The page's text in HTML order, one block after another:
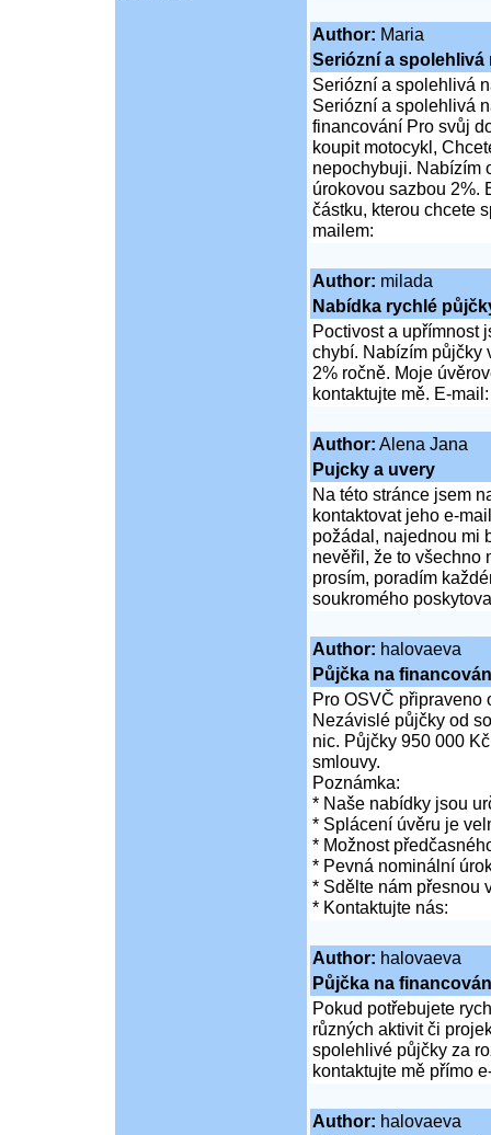
Author: Maria
Seriózní a
Seriózní a spolehlivá
Seriózní a spolehlivá
financování Pro svůj
koupit motocykl,
nepochybuji. Nabízím
úrokovou sazbou 2%.
částku, kterou chcete
mailem:
Author: milada
Nabídka rychlé
Poctivost a upřímnost
chybí. Nabízím půjčky
2% ročně. Moje
kontaktujte mě. E-mail:
Author: Alena Jana
Pujcky a uvery
Na této stránce jsem
kontaktovat jeho e-
požádal, najednou mi
nevěřil, že to všechno
prosím, poradím
soukromého
Author: halovaeva
Půjčka na
Pro OSVČ připraveno
Nezávislé půjčky od
nic. Půjčky 950 000
smlouvy.
Poznámka:
* Naše nabídky jsou
* Splácení úvěru je
* Možnost
* Pevná nominální
* Sdělte nám přesnou
* Kontaktujte nás:
Author: halovaeva
Půjčka na
Pokud potřebujete
různých aktivit či
spolehlivé půjčky za
kontaktujte mě přímo
Author: halovaeva